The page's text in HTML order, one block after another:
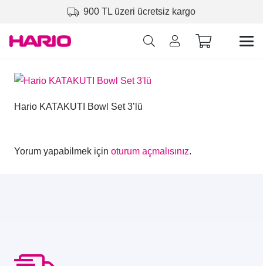
900 TL üzeri ücretsiz kargo
Hario KATAKUTI Bowl Set 3’lü
Yorum yapabilmek için oturum açmalısınız.